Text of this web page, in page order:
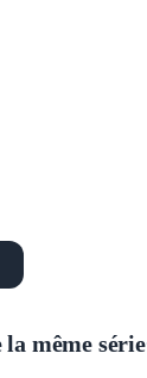
même série